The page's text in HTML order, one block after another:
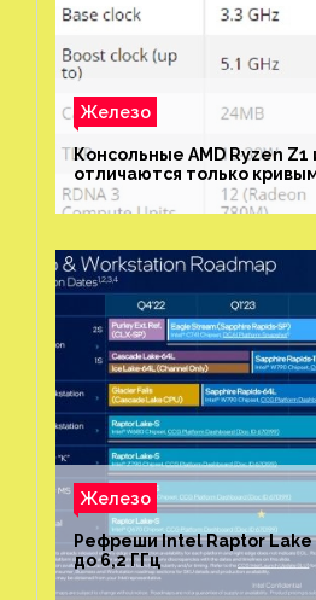
Железо
Консольные AMD Ryzen Z1
отличаются только
Железо
Рефреши Intel Raptor Lake
до 6,2 ГГц